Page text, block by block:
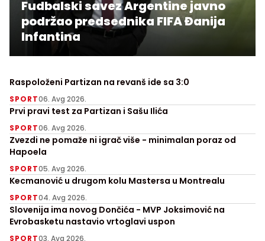
Fudbalski savez Argentine javno
podržao predsednika FIFA Đanija
Infantina
Raspoloženi Partizan na revanš ide sa 3:0
SPORT06. Avg 2026.
Prvi pravi test za Partizan i Sašu Ilića
SPORT06. Avg 2026.
Zvezdi ne pomaže ni igrač više - minimalan poraz od
Hapoela
SPORT05. Avg 2026.
Kecmanović u drugom kolu Mastersa u Montrealu
SPORT04. Avg 2026.
Slovenija ima novog Dončića - MVP Joksimović na
Evrobasketu nastavio vrtoglavi uspon
SPORT03. Avg 2026.